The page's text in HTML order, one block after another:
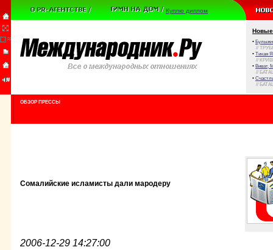
Куплю диплом
Новые
•
//
• Тихая
//
• Виват,
//
•
//
ОБЗОР ПРЕССЫ
Сомалийские исламисты дали мародеру
2006-12-29 14:27:00